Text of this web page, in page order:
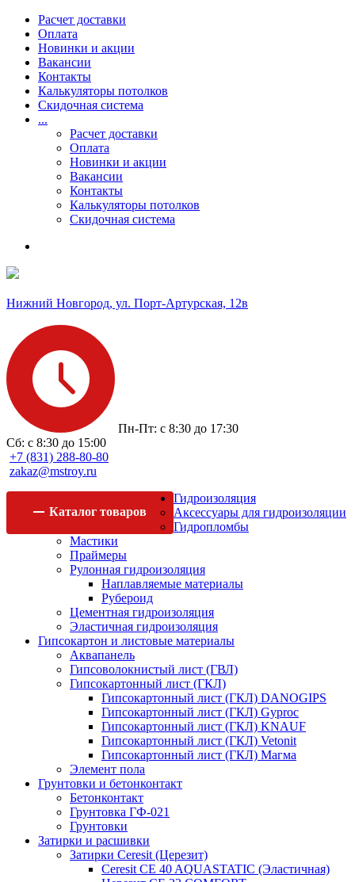
Расчет доставки
Оплата
Новинки и акции
Вакансии
Контакты
Калькуляторы потолков
Скидочная система
...
Расчет доставки
Оплата
Новинки и акции
Вакансии
Контакты
Калькуляторы потолков
Скидочная система
Нижний Новгород, ул. Порт-Артурская, 12в
Пн-Пт: с 8:30 до 17:30
Сб: с 8:30 до 15:00
+7 (831) 288-80-80
zakaz@mstroy.ru
Каталог товаров
Гидроизоляция
Аксессуары для гидроизоляции
Гидропломбы
Мастики
Праймеры
Рулонная гидроизоляция
Наплавляемые материалы
Рубероид
Цементная гидроизоляция
Эластичная гидроизоляция
Гипсокартон и листовые материалы
Аквапанель
Гипсоволокнистый лист (ГВЛ)
Гипсокартонный лист (ГКЛ)
Гипсокартонный лист (ГКЛ) DANOGIPS
Гипсокартонный лист (ГКЛ) Gyproc
Гипсокартонный лист (ГКЛ) KNAUF
Гипсокартонный лист (ГКЛ) Vetonit
Гипсокартонный лист (ГКЛ) Магма
Элемент пола
Грунтовки и бетонконтакт
Бетонконтакт
Грунтовка ГФ-021
Грунтовки
Затирки и расшивки
Затирки Ceresit (Церезит)
Ceresit CE 40 AQUASTATIC (Эластичная)